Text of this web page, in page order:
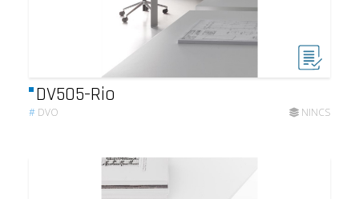
DV505-Rio
# DVO NINCS